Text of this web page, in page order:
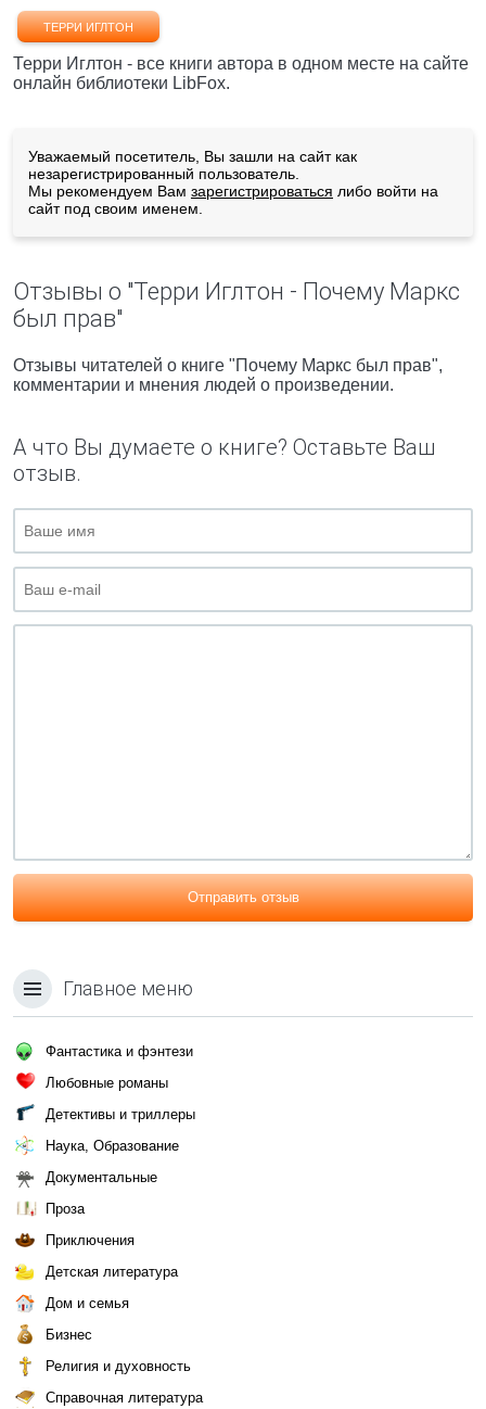
ТЕРРИ ИГЛТОН
Терри Иглтон - все книги автора в одном месте на сайте
онлайн библиотеки LibFox.
Уважаемый посетитель, Вы зашли на сайт как
незарегистрированный пользователь.
Мы рекомендуем Вам зарегистрироваться либо войти на
сайт под своим именем.
Отзывы о "Терри Иглтон - Почему Маркс
был прав"
Отзывы читателей о книге "Почему Маркс был прав",
комментарии и мнения людей о произведении.
А что Вы думаете о книге? Оставьте Ваш
отзыв.
Отправить отзыв
Главное меню
Фантастика и фэнтези
Любовные романы
Детективы и триллеры
Наука, Образование
Документальные
Проза
Приключения
Детская литература
Дом и семья
Бизнес
Религия и духовность
Справочная литература